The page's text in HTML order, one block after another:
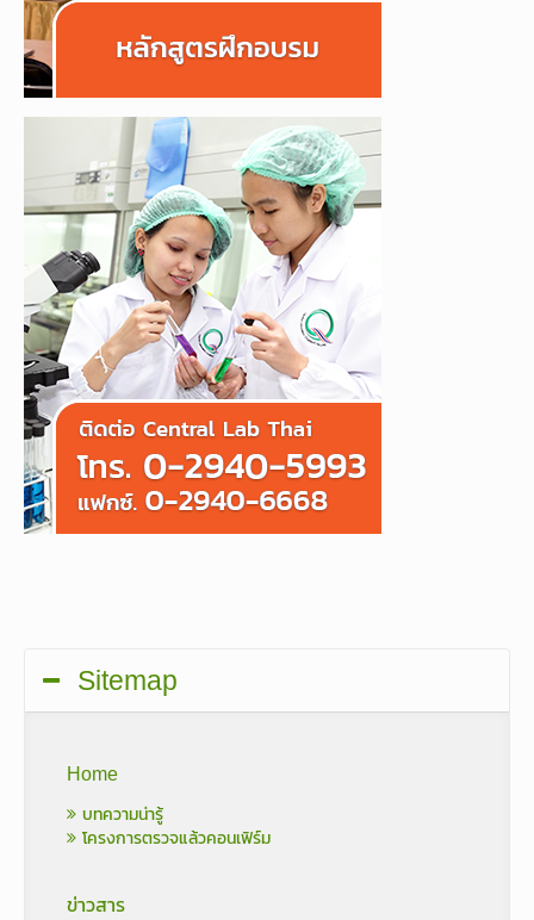
Sitemap
Home
บทความน่ารู้
โครงการตรวจแล้วคอนเฟิร์ม
ข่าวสาร